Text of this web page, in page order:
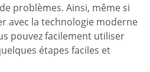
problèmes. Ainsi, même si
avec la technologie moderne
pouvez facilement utiliser
étapes faciles et